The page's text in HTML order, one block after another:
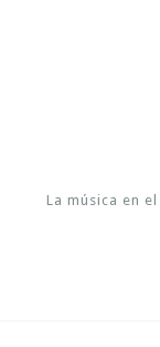
La música en